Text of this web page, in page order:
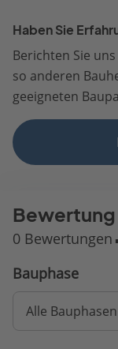
Haben Sie
Berichten Sie
so anderen
geeigneten
Bewertung
0 Bewertungen
Bauphase
Alle Bauphasen